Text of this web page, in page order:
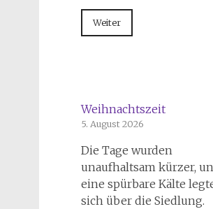
Weiter
Weihnachtszeit
5. August 2026
Die Tage wurden
unaufhaltsam kürzer,
eine spürbare Kälte
sich über die Siedlung.